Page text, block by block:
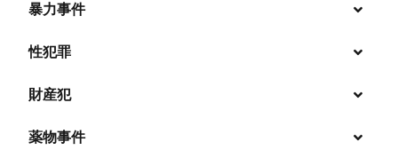
暴力事件
性犯罪
財産犯
薬物事件